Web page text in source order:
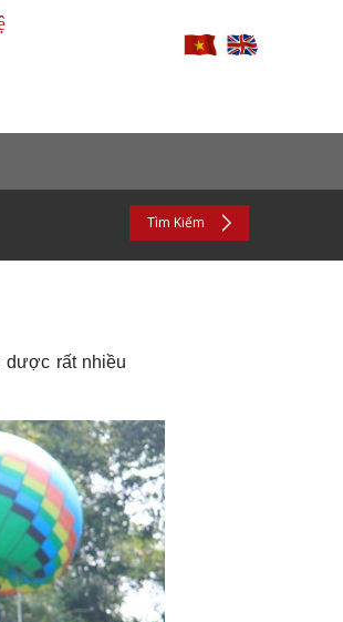
Tìm Kiếm
dược rất nhiều